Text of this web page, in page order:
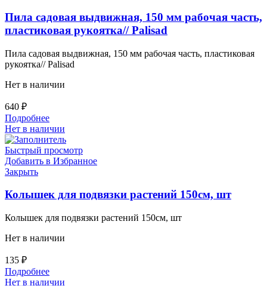
Пила садовая выдвижная, 150 мм рабочая часть,
пластиковая рукоятка// Palisad
Пила садовая выдвижная, 150 мм рабочая часть, пластиковая
рукоятка// Palisad
Нет в наличии
640 ₽
Подробнее
Нет в наличии
Быстрый просмотр
Добавить в Избранное
Закрыть
Колышек для подвязки растений 150см, шт
Колышек для подвязки растений 150см, шт
Нет в наличии
135 ₽
Подробнее
Нет в наличии